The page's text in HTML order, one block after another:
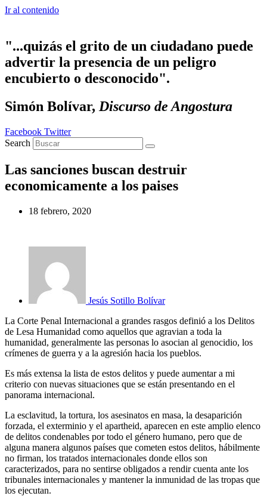
Ir al contenido
"...quizás el grito de un ciudadano puede
advertir la presencia de un peligro
encubierto o desconocido".
Simón Bolívar, Discurso de Angostura
Facebook Twitter
Search
Las sanciones buscan destruir
economicamente a los paises
18 febrero, 2020
Jesús Sotillo Bolívar
La Corte Penal Internacional a grandes rasgos definió a los Delitos
de Lesa Humanidad como aquellos que agravian a toda la
humanidad, generalmente las personas lo asocian al genocidio, los
crímenes de guerra y a la agresión hacia los pueblos.
Es más extensa la lista de estos delitos y puede aumentar a mi
criterio con nuevas situaciones que se están presentando en el
panorama internacional.
La esclavitud, la tortura, los asesinatos en masa, la desaparición
forzada, el exterminio y el apartheid, aparecen en este amplio elenco
de delitos condenables por todo el género humano, pero que de
alguna manera algunos países que cometen estos delitos, hábilmente
no firman, los tratados internacionales donde ellos son
caracterizados, para no sentirse obligados a rendir cuenta ante los
tribunales internacionales y mantener la inmunidad de las tropas que
los ejecutan.